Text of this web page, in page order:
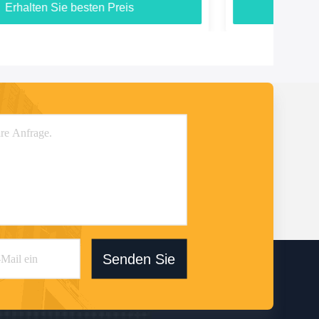
Erhalten Sie besten Preis
Senden Sie